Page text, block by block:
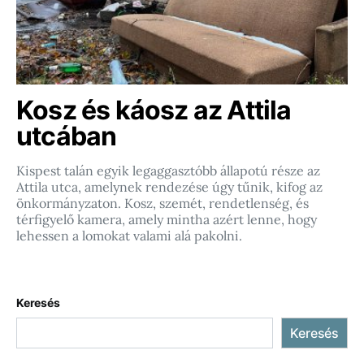
Kosz és káosz az Attila
utcában
Kispest talán egyik legaggasztóbb állapotú része az
Attila utca, amelynek rendezése úgy tűnik, kifog az
önkormányzaton. Kosz, szemét, rendetlenség, és
térfigyelő kamera, amely mintha azért lenne, hogy
lehessen a lomokat valami alá pakolni.
Keresés
Keresés